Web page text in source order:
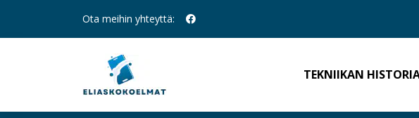
Ota meihin yhteyttä:
TEKNIIKAN